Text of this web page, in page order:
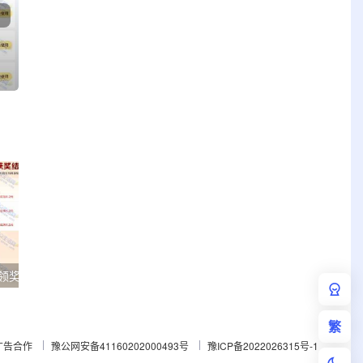
告合作 豫公网安备41160202000493号 豫ICP备2022026315号-1
繁